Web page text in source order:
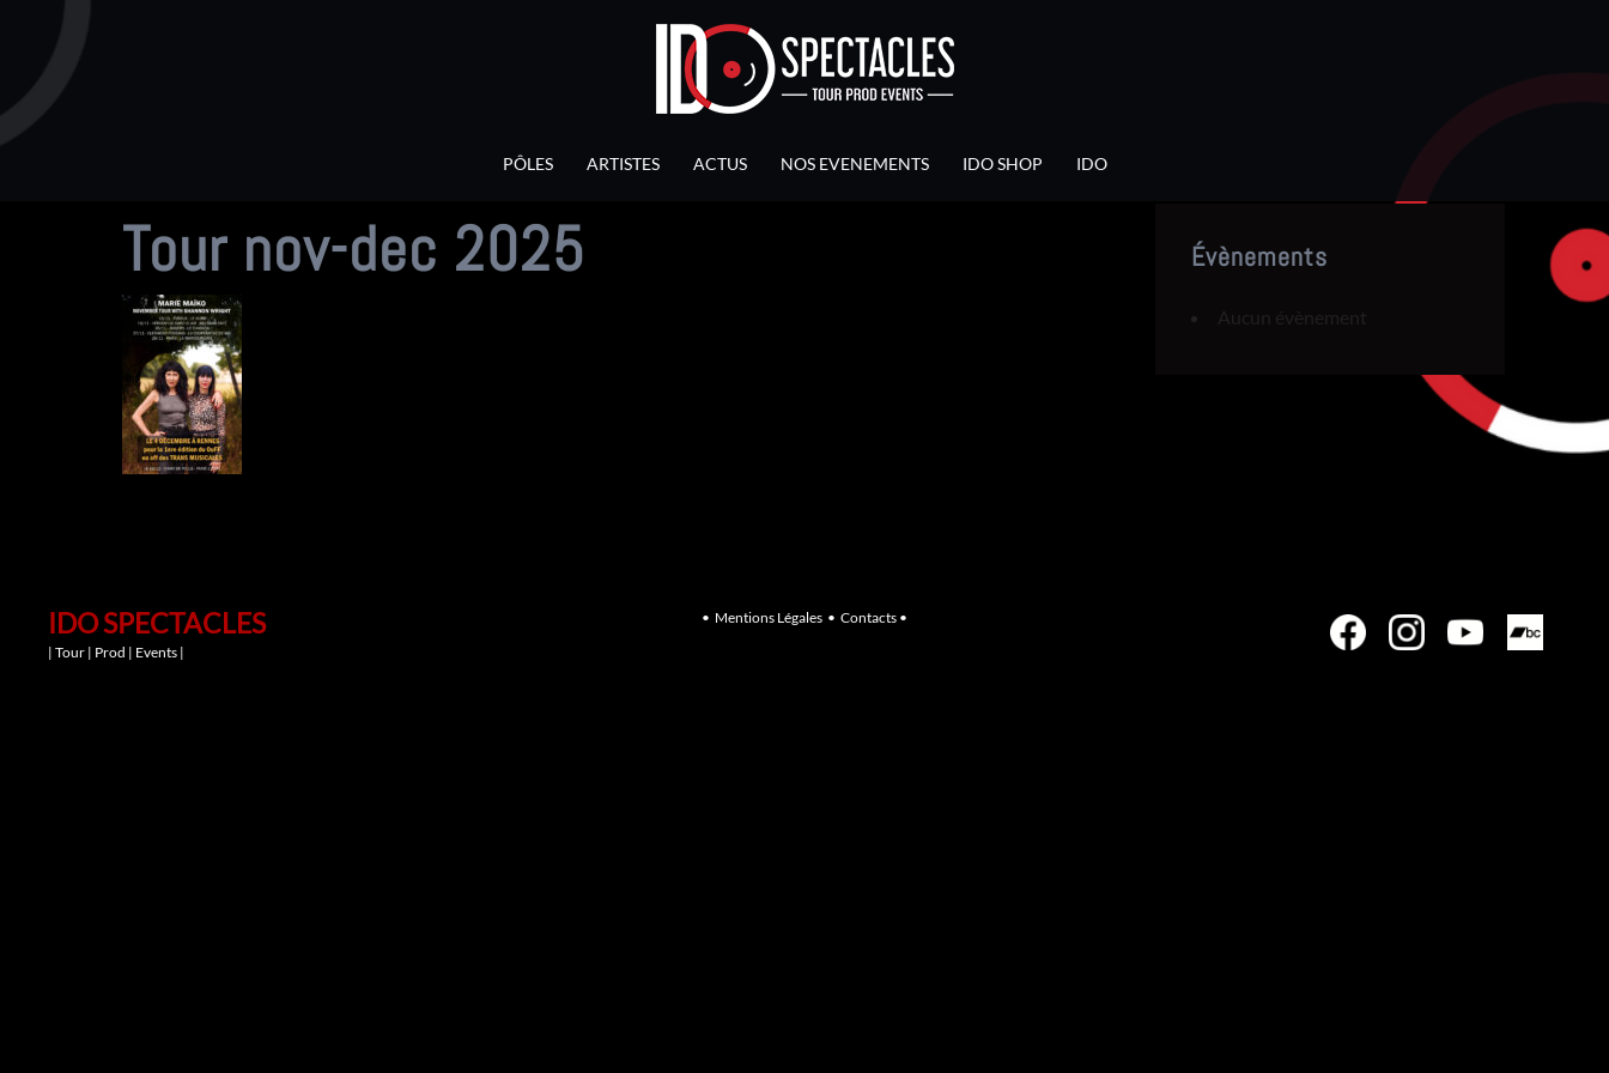
contenu
PÔLES ARTISTES ACTUS NOS EVENEMENTS IDO SHOP IDO
Tour nov-dec 2025 Évènements
Aucun évènement
IDO SPECTACLES
| Tour | Prod | Events |
• Mentions Légales• Contacts•